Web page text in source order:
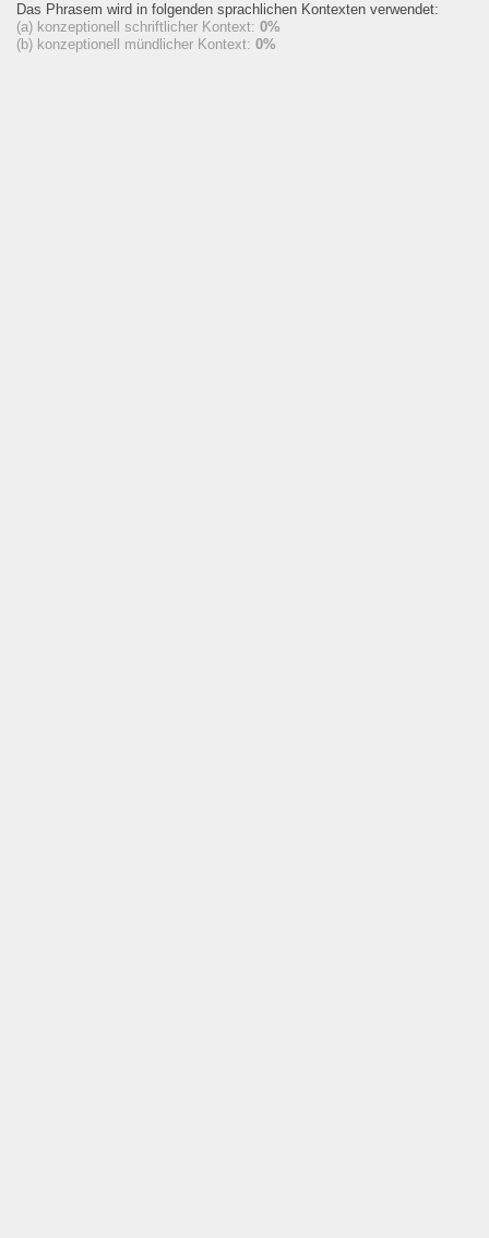
Das Phrasem wird in folgenden sprachlichen Kontexten verwendet:
(a) konzeptionell schriftlicher Kontext: 0%
(b) konzeptionell mündlicher Kontext: 0%